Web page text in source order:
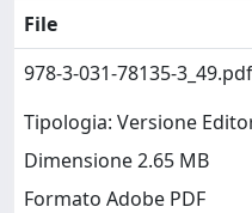
File
978-3-031-78135-3_49.pdf
Tipologia: Versione
Dimensione 2.65 MB
Formato Adobe PDF